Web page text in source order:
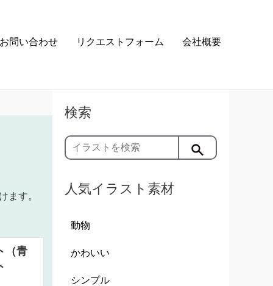
お問い合わせ リクエストフォーム 会社概要
ます。
（青
検索
人気イラスト素材
動物
かわいい
シンプル